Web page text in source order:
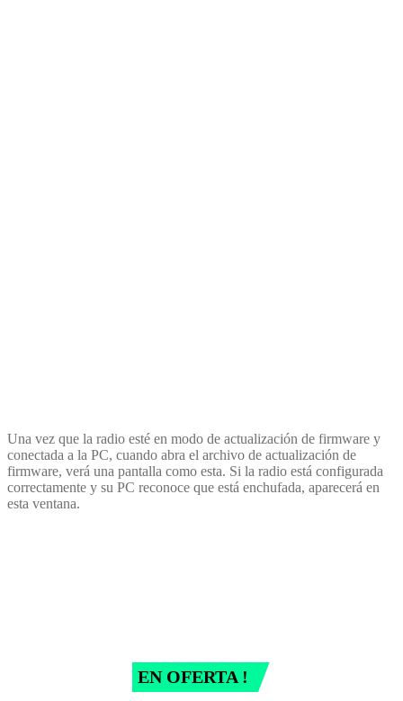
EN OFERTA !
Una vez que la radio esté en modo de actualización de firmware y
conectada a la PC, cuando abra el archivo de actualización de
firmware, verá una pantalla como esta. Si la radio está configurada
correctamente y su PC reconoce que está enchufada, aparecerá en
esta ventana.